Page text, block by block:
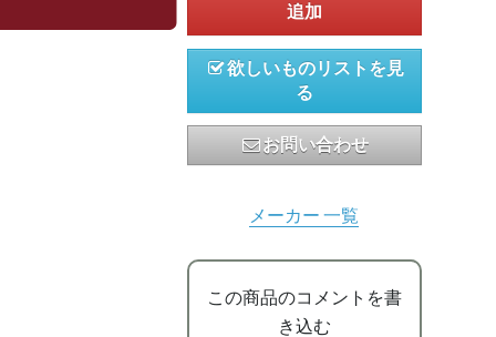
欲しいものリストを見
る
お問い合わせ
メーカー 一覧
この商品のコメントを書
き込む